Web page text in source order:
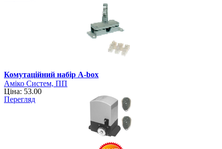
Комутаційний набір A-box
Аміко Систем, ПП
Ціна: 53.00
Перегляд